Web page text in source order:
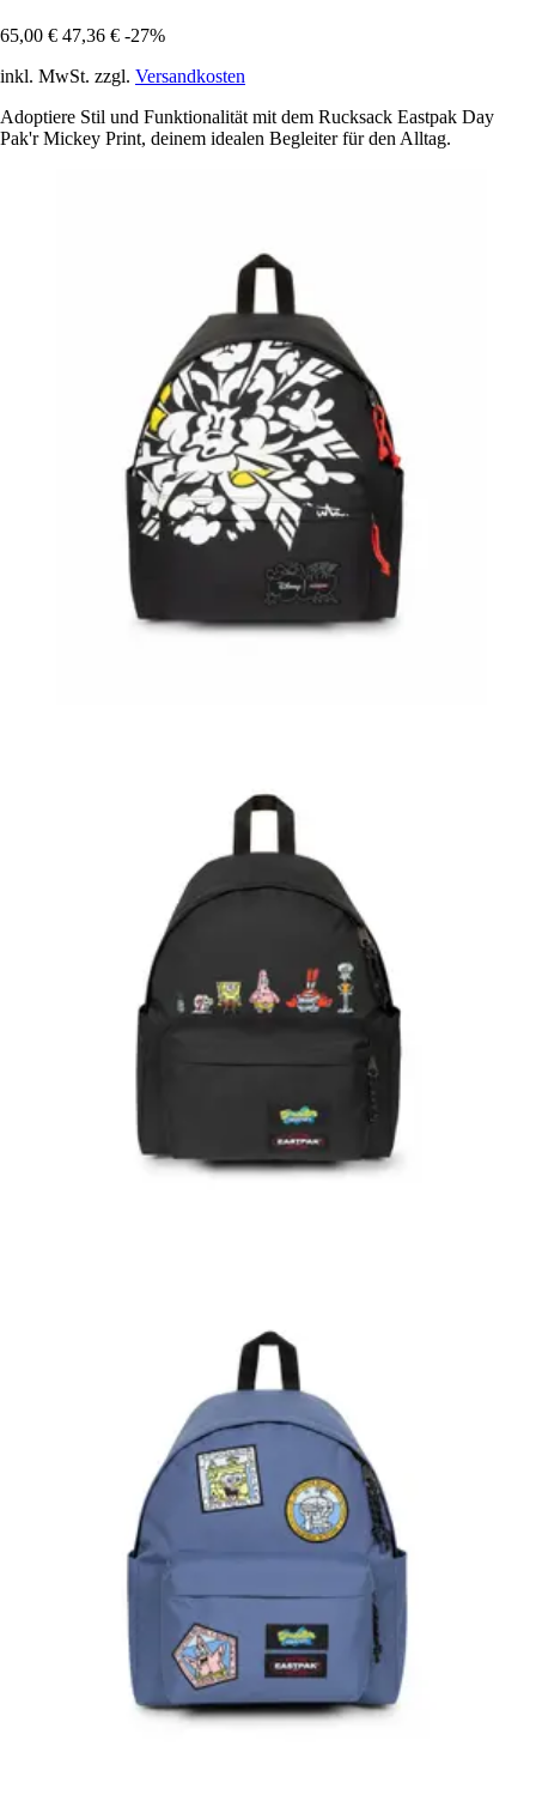
65,00 € 47,36 € -27%
inkl. MwSt. zzgl. Versandkosten
Adoptiere Stil und Funktionalität mit dem Rucksack Eastpak Day
Pak'r Mickey Print, deinem idealen Begleiter für den Alltag.